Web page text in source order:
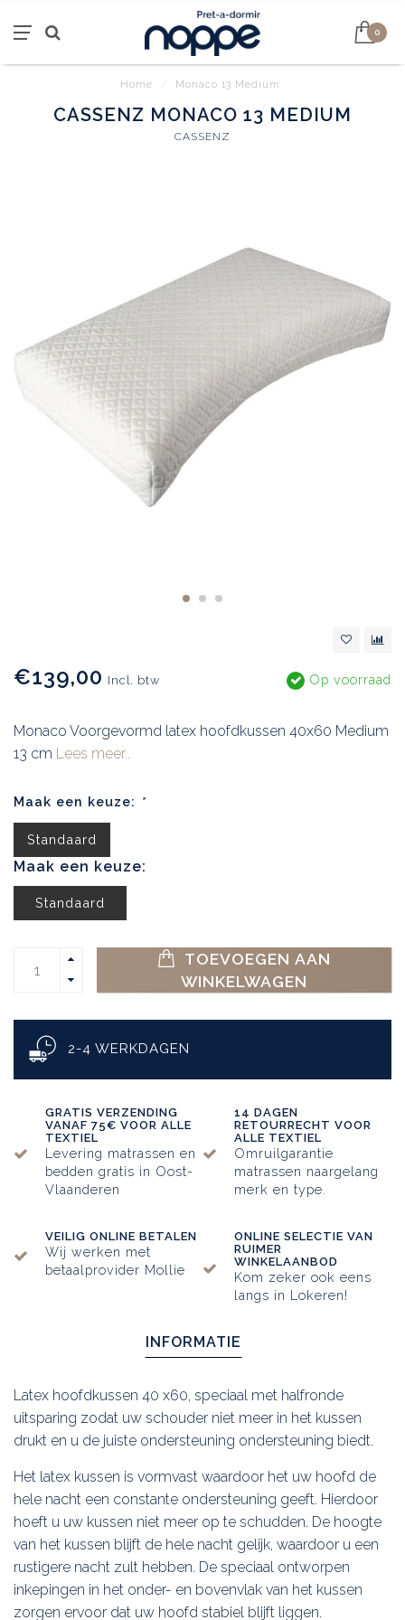
0
Home Monaco 13 Medium
CASSENZ MONACO 13 MEDIUM
CASSENZ
€139,00 Incl. btw Op voorraad
Monaco Voorgevormd latex hoofdkussen 40x60 Medium
13 cm Lees meer..
Maak een keuze: *
Standaard
Maak een keuze:
Standaard
TOEVOEGEN AAN
WINKELWAGEN
2-4 WERKDAGEN
GRATIS VERZENDING
VANAF 75€ VOOR ALLE
TEXTIEL
Levering matrassen en
bedden gratis in Oost-
Vlaanderen
14 DAGEN
RETOURRECHT VOOR
ALLE TEXTIEL
Omruilgarantie
matrassen naargelang
merk en type.
VEILIG ONLINE BETALEN
Wij werken met
betaalprovider Mollie
ONLINE SELECTIE VAN
RUIMER
WINKELAANBOD
Kom zeker ook eens
langs in Lokeren!
INFORMATIE
Latex hoofdkussen 40 x60, speciaal met halfronde
uitsparing zodat uw schouder niet meer in het kussen
drukt en u de juiste ondersteuning ondersteuning biedt.
Het latex kussen is vormvast waardoor het uw hoofd de
hele nacht een constante ondersteuning geeft. Hierdoor
hoeft u uw kussen niet meer op te schudden. De hoogte
van het kussen blijft de hele nacht gelijk, waardoor u een
rustigere nacht zult hebben. De speciaal ontworpen
inkepingen in het onder- en bovenvlak van het kussen
zorgen ervoor dat uw hoofd stabiel blijft liggen.